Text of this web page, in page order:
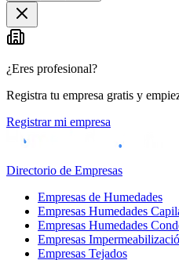
¿Eres profesional?
Registra tu empresa gratis y
Registrar mi empresa
Directorio de Empresas
Empresas de Humedades
Empresas Humedades
Empresas Humedades
Empresas
Empresas Tejados